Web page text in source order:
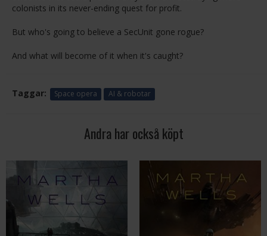
colonists in its never-ending quest for profit.
But who's going to believe a SecUnit gone rogue?
And what will become of it when it's caught?
Taggar: Space opera AI & robotar
Andra har också köpt